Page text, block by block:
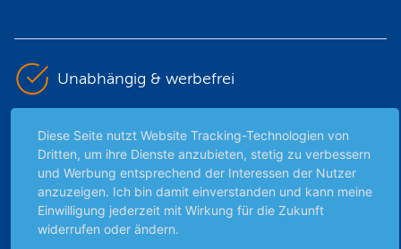
Unabhängig & werbefrei
Stets am Puls der Zeit
Schutz persönlicher Daten
Sicher mit SSL-Verschlüsselung
Diese Seite nutzt Website Tracking-Technologien von
Dritten, um ihre Dienste anzubieten, stetig zu verbessern
und Werbung entsprechend der Interessen der Nutzer
anzuzeigen. Ich bin damit einverstanden und kann meine
Einwilligung jederzeit mit Wirkung für die Zukunft
widerrufen oder ändern.